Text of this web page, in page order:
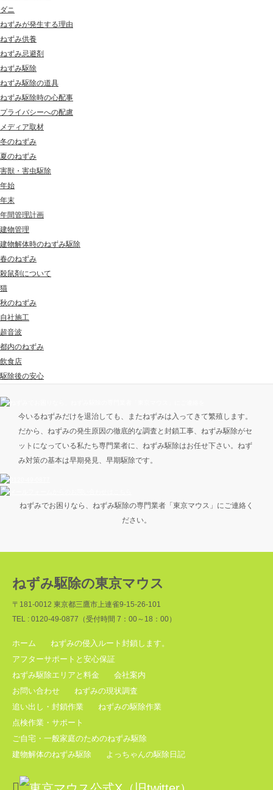
ダニ
ねずみが発生する理由
ねずみ供養
ねずみ忌避剤
ねずみ駆除
ねずみ駆除の道具
ねずみ駆除時の心配事
プライバシーへの配慮
メディア取材
冬のねずみ
夏のねずみ
害獣・害虫駆除
年始
年末
年間管理計画
建物管理
建物解体時のねずみ駆除
春のねずみ
殺鼠剤について
猫
秋のねずみ
自社施工
超音波
都内のねずみ
飲食店
駆除後の安心
今いるねずみだけを退治しても、またねずみは入ってきて繁殖します。
だから、ねずみの発生原因の徹底的な調査と封鎖工事、ねずみ駆除がセ
ットになっている私たち専門業者に、ねずみ駆除はお任せ下さい。ねず
み対策の基本は早期発見、早期駆除です。
ねずみでお困りなら、ねずみ駆除の専門業者「東京マウス」にご連絡く
ださい。
ねずみ駆除の東京マウス
〒181-0012 東京都三鷹市上連雀9-15-26-101
TEL : 0120-49-0877（受付時間 7：00～18：00）
ホーム
ねずみの侵入ルート封鎖します。
アフターサポートと安心保証
ねずみ駆除エリアと料金
会社案内
お問い合わせ
ねずみの現状調査
追い出し・封鎖作業
ねずみの駆除作業
点検作業・サポート
ご自宅・一般家庭のためのねずみ駆除
建物解体のねずみ駆除
よっちゃんの駆除日記